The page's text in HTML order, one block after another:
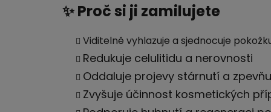
✨ Proč si ji zamilujete
Viditelně vyhlazuje a sjednocuje
Redukuje celulitidu a nerovnosti
Oddaluje projevy stárnutí a
Zvyšuje účinnost kosmetických